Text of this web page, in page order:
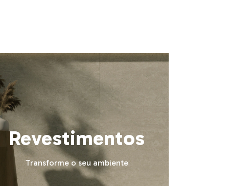
Revestimentos
Transforme o seu ambiente